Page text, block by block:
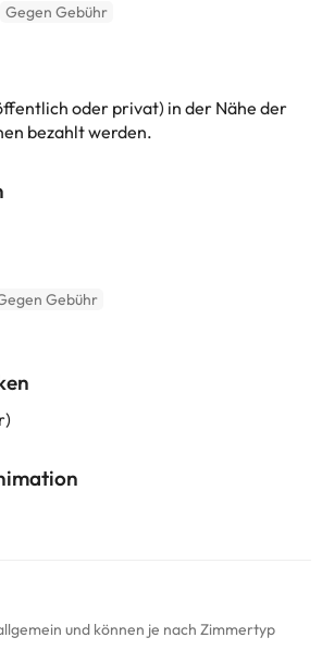
Gegen Gebühr
oder privat) in der Nähe der
bezahlt werden.
Gebühr
und können je nach Zimmertyp